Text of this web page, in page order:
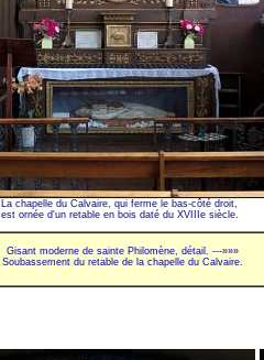
La chapelle du Calvaire, qui ferme le bas-côté droit,
est ornée d'un retable en bois daté du XVIIIe siècle.
Gisant moderne de sainte Philomène, détail. ---»»»
Soubassement du retable de la chapelle du Calvaire.